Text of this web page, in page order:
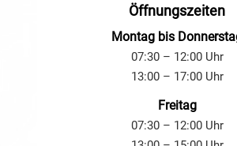
Öffnungszeiten
Montag bis
07:30 – 12:00 Uhr
13:00 – 17:00 Uhr
Freitag
07:30 – 12:00 Uhr